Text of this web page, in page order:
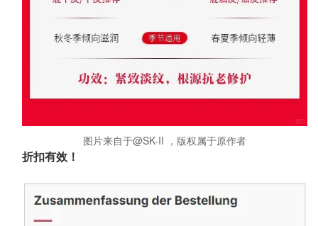
图片来自于@SK-II ，版权属于原作者
折扣有效！